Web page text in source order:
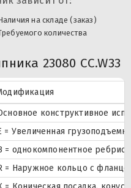
на складе (заказ)
количества
23080 CC.W33
конструктивное
= Увеличенная
= однокомпонентное
= Наружное кольцо с